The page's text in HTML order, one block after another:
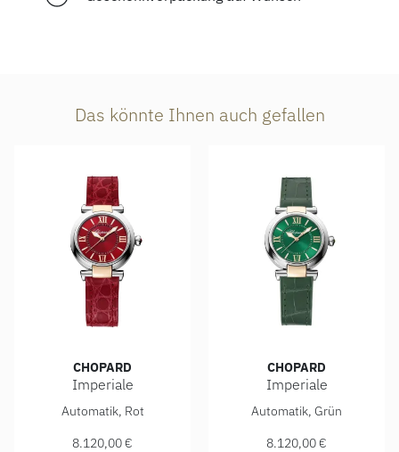
Das könnte Ihnen auch gefallen
CHOPARD
Imperiale
Chopard Imperiale, Ref: 388563-6016, Preis: 8.120,00 €
Automatik, Rot
8.120,00 €
CHOPARD
Imperiale
Chopard Imperiale, Ref:
Automatik, Grün
8.120,00 €